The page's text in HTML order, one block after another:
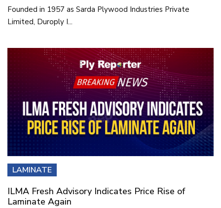
Founded in 1957 as Sarda Plywood Industries Private
Limited, Duroply I...
LAMINATE
ILMA Fresh Advisory Indicates Price Rise of
Laminate Again